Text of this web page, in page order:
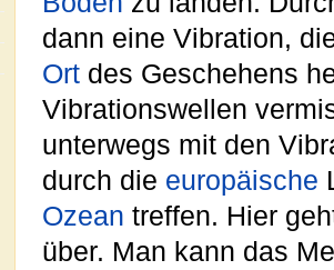
dann eine Vibration,
Ort des Geschehens
Vibrationswellen
unterwegs mit den
durch die europäische
Ozean treffen. Hier
über. Man kann das